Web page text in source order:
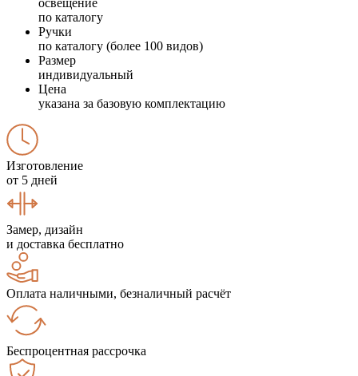
по каталогу
Ручки
по каталогу (более 100 видов)
Размер
индивидуальный
Цена
указана за базовую комплектацию
Изготовление
от 5 дней
Замер, дизайн
и доставка бесплатно
Оплата наличными, безналичный расчёт
Беспроцентная рассрочка